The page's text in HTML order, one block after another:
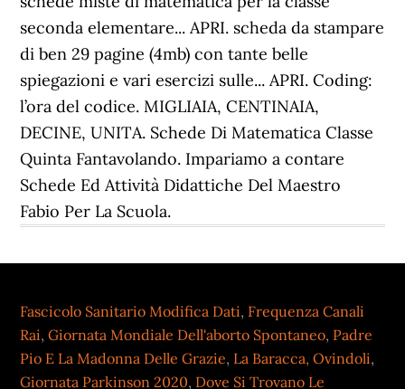
Fascicolo Sanitario Modifica Dati, Frequenza Canali
Rai,Giornata Mondiale Dell'aborto Spontaneo, Padre
Pio E La Madonna Delle Grazie, La Baracca, Ovindoli,
Giornata Parkinson 2020, Dove Si Trovano Le